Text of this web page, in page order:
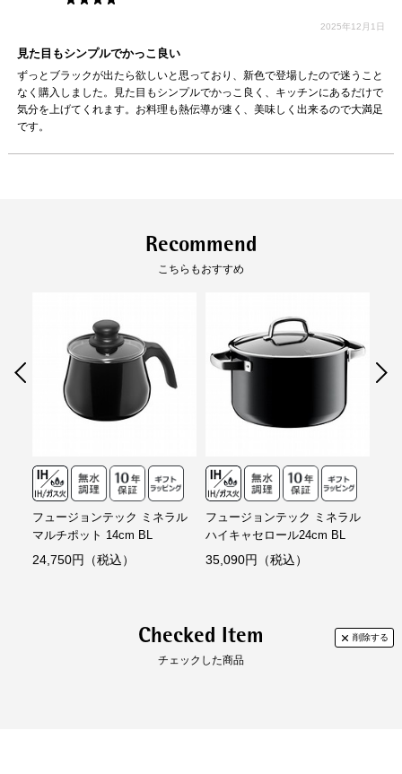
安心の10年保証
※保証の対象は同梱している保証書を
ご確認ください。
ついてさらに詳しく
（WMF公式サイトへ）
2025年12月1日
見た目もシンプルでかっこ良い
ずっとブラックが出たら欲しいと思っており、新色で登場したので迷うこと
なく購入しました。見た目もシンプルでかっこ良く、キッチンにあるだけで
気分を上げてくれます。お料理も熱伝導が速く、美味しく出来るので大満足
です。
Recommend
こちらもおすすめ
フュージョンテック ミネラル
マルチポット 14cm BL
24,750円（税込）
フュージョンテック ミネラル
ハイキャセロール24cm BL
35,090円（税込）
Checked Item
チェックした商品